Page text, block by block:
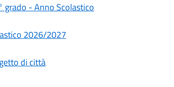
grado - Anno Scolastico
2026/2027
di città